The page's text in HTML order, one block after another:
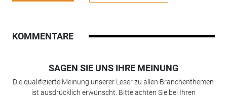
KOMMENTARE
SAGEN SIE UNS IHRE MEINUNG
Die qualifizierte Meinung unserer Leser zu allen Branchenthemen
ist ausdrücklich erwünscht. Bitte achten Sie bei Ihren